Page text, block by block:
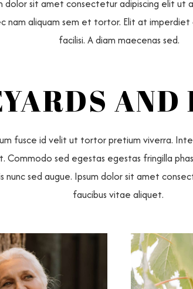
dolor sit amet consectetur adipiscing elit ut
nam aliquam sem et tortor. Elit at imperdiet
facilisi. A diam maecenas sed.
AND
fusce id velit ut tortor pretium viverra.
Commodo sed egestas egestas fringilla
nunc sed augue. Ipsum dolor sit amet
faucibus vitae aliquet.